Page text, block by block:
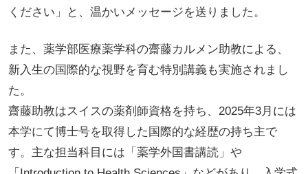
ください」と、温かいメッセージを送りました。
また、薬学部医療薬学科の齋藤カルメン助教による、
新入生の国際的な視野を育む特別講義も実施されまし
た。
齋藤助教はスイスの薬剤師資格を持ち、2025年3月には
本学にて博士号を取得した国際的な経歴の持ち主で
す。主な担当科目には「薬学外国書講読」や